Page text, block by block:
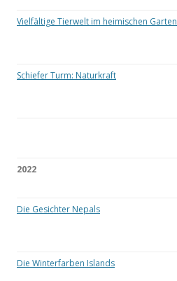
Vielfältige Tierwelt im heimischen Garten
Schiefer Turm: Naturkraft
2022
Die Gesichter Nepals
Die Winterfarben Islands